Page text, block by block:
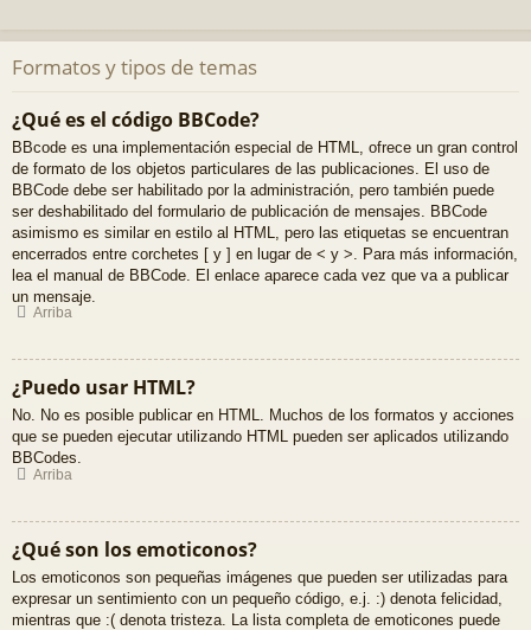
Formatos y tipos de temas
¿Qué es el código BBCode?
BBcode es una implementación especial de HTML, ofrece un gran control
de formato de los objetos particulares de las publicaciones. El uso de
BBCode debe ser habilitado por la administración, pero también puede
ser deshabilitado del formulario de publicación de mensajes. BBCode
asimismo es similar en estilo al HTML, pero las etiquetas se encuentran
encerrados entre corchetes [ y ] en lugar de < y >. Para más información,
lea el manual de BBCode. El enlace aparece cada vez que va a publicar
un mensaje.
Arriba
¿Puedo usar HTML?
No. No es posible publicar en HTML. Muchos de los formatos y acciones
que se pueden ejecutar utilizando HTML pueden ser aplicados utilizando
BBCodes.
Arriba
¿Qué son los emoticonos?
Los emoticonos son pequeñas imágenes que pueden ser utilizadas para
expresar un sentimiento con un pequeño código, e.j. :) denota felicidad,
mientras que :( denota tristeza. La lista completa de emoticones puede